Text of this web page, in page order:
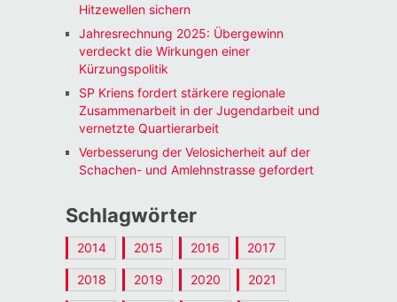
Hitzewellen sichern
Jahresrechnung 2025: Übergewinn
verdeckt die Wirkungen einer
Kürzungspolitik
SP Kriens fordert stärkere regionale
Zusammenarbeit in der Jugendarbeit und
vernetzte Quartierarbeit
Verbesserung der Velosicherheit auf der
Schachen- und Amlehnstrasse gefordert
Schlagwörter
2014 2015 2016 2017
2018 2019 2020 2021